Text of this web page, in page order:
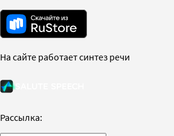
На сайте работает синтез речи
Рассылка: